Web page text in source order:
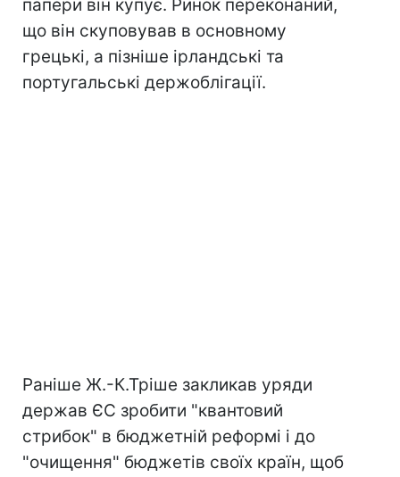
папери він купує. Ринок переконаний,
що він скуповував в основному
грецькі, а пізніше ірландські та
португальські держоблігації.
Раніше Ж.-К.Тріше закликав уряди
держав ЄС зробити "квантовий
стрибок" в бюджетній реформі і до
"очищення" бюджетів своїх країн, щоб